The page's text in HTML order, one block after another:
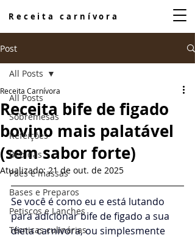
Receita carnívora
Post
All Posts
Sobremesas
Refeições
Bebidas
Pães e massas
Bases e Preparos
Petiscos e Lanches
Técnicas culinárias
All Posts
Receita bife de figado
bovino mais palatável
(sem sabor forte)
Receita Carnívora
Atualizado:21 de out. de 2025
Se você é como eu e está lutando
para adicionar bife de figado a sua
dieta carnívora, ou simplesmente